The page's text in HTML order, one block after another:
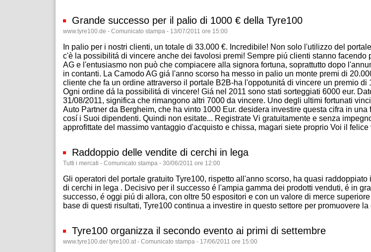
Grande successo per il palio di 1000 € della Tyre100
www.tyre100.de - Comunicato stampa - 13/07/2011 ore 15:00
In palio per i nostri clienti, un totale di 33.000 €. Incredibile! Non solo l'utilizzo del
c'è la possibilitá di vincere anche dei favolosi premi! Sempre piú clienti stanno facendo
AG e l'entusiasmo non può che compiacere alla signora fortuna, soprattutto dopo
in contanti. La Camodo AG giá l'anno scorso ha messo in palio un monte premi di
cliente che fa un ordine attraverso il portale B2B-ha l'oppotunitá di vincere un premio di
Ogni ordine dá la possibilitá di vincere! Giá nel 2011 sono stati sorteggiati 6000 eur.
31/08/2011, significa che rimangono altri 7000 da vincere. Uno degli ultimi fortunati
Auto Partner da Bergheim, che ha vinto 1000 Eur. desidera investire questa cifra in
cosí i Suoi dipendenti. Quindi non esitate... Registrate Vi gratuitamente e senza
approfittate del massimo vantaggio d'acquisto e chissa, magari siete proprio Voi il felice
Raddoppio delle vendite di cerchi in lega
Tutti i mercati - Comunicato stampa - 30/06/2011 ore 12:00
Gli operatori del portale gratuito Tyre100, rispetto all'anno scorso, ha quasi
di cerchi in lega . Decisivo per il successo é l'ampia gamma dei prodotti venduti, é in
successo, é oggi piú di allora, con oltre 50 espositori e con un valore di merce
base di questi risultati, Tyre100 continua a investire in questo settore per promuovere la
Tyre100 organizza il secondo evento ai primi di settembre
www.tyre100.de/ tyre100.at - Comunicato stampa - 17/06/2011 ore 15:00